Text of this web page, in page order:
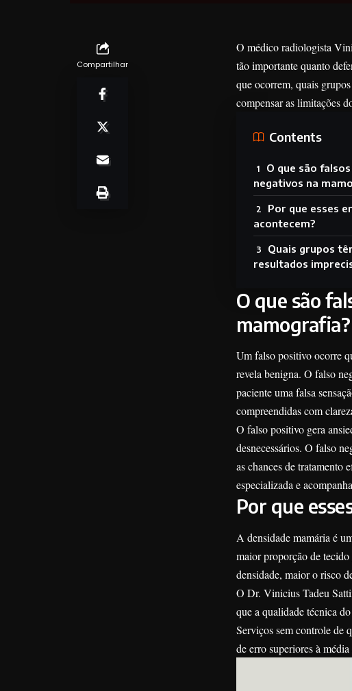
Compartilhar
O médico radiologista
tão importante quanto
que ocorrem, quais
compensar as limitações
Contents
O que são
negativos na
Por que esses
acontecem?
Quais grupos
resultados
O que são
mamografia?
Um falso positivo ocorre
revela benigna. O falso
paciente uma falsa
compreendidas com
O falso positivo gera
desnecessários. O falso
as chances de tratamento
especializada e
Por que
A densidade mamária é
maior proporção de
densidade, maior o risco
O Dr. Vinicius Tadeu
que a qualidade técnica
Serviços sem controle de
de erro superiores à